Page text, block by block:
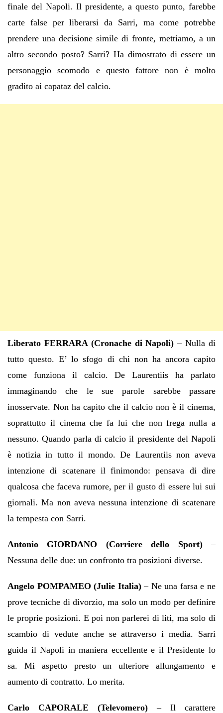
finale del Napoli. Il presidente, a questo punto, farebbe
carte false per liberarsi da Sarri, ma come potrebbe
prendere una decisione simile di fronte, mettiamo, a un
altro secondo posto? Sarri? Ha dimostrato di essere un
personaggio scomodo e questo fattore non è molto
gradito ai capataz del calcio.
Liberato FERRARA (Cronache di Napoli) – Nulla di
tutto questo. E’ lo sfogo di chi non ha ancora capito
come funziona il calcio. De Laurentiis ha parlato
immaginando che le sue parole sarebbe passare
inosservate. Non ha capito che il calcio non è il cinema,
soprattutto il cinema che fa lui che non frega nulla a
nessuno. Quando parla di calcio il presidente del Napoli
è notizia in tutto il mondo. De Laurentiis non aveva
intenzione di scatenare il finimondo: pensava di dire
qualcosa che faceva rumore, per il gusto di essere lui sui
giornali. Ma non aveva nessuna intenzione di scatenare
la tempesta con Sarri.
Antonio GIORDANO (Corriere dello Sport)–
Nessuna delle due: un confronto tra posizioni diverse.
Angelo POMPAMEO (Julie Italia)– Ne una farsa e ne
prove tecniche di divorzio, ma solo un modo per definire
le proprie posizioni. E poi non parlerei di liti, ma solo di
scambio di vedute anche se attraverso i media. Sarri
guida il Napoli in maniera eccellente e il Presidente lo
sa. Mi aspetto presto un ulteriore allungamento e
aumento di contratto. Lo merita.
Carlo CAPORALE (Televomero) – Il carattere